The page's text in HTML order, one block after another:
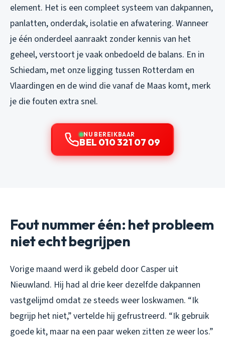
element. Het is een compleet systeem van dakpannen,
panlatten, onderdak, isolatie en afwatering. Wanneer
je één onderdeel aanraakt zonder kennis van het
geheel, verstoort je vaak onbedoeld de balans. En in
Schiedam, met onze ligging tussen Rotterdam en
Vlaardingen en de wind die vanaf de Maas komt, merk
je die fouten extra snel.
NU BEREIKBAAR
BEL 010 321 07 09
Fout nummer één: het probleem
niet echt begrijpen
Vorige maand werd ik gebeld door Casper uit
Nieuwland. Hij had al drie keer dezelfde dakpannen
vastgelijmd omdat ze steeds weer loskwamen. “Ik
begrijp het niet,” vertelde hij gefrustreerd. “Ik gebruik
goede kit, maar na een paar weken zitten ze weer los.”